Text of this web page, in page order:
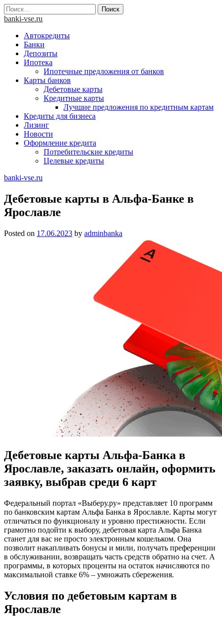
Skip
to
Найти:
banki-vse.ru
Автокредиты
Банки
Депозиты
Ипотека
Ипотечные предложения от банков
Карты банков
Дебетовые карты
Кредитные карты
Лучшие предложения по кредитным картам
Кредиты для бизнеса
Лизинг
Новости
Оформление кредита
Потребительские кредиты
Целевые кредиты
banki-vse.ru
Дебетовые карты в Альфа-Банке в
Ярославле
Posted on 17.06.2023 by adminbanka
Дебетовые карты Альфа-Банка в
Ярославле, заказать онлайн, оформить
заявку, выбрав среди 6 карт
Федеральный портал «Выберу.ру» представляет 10 программ
по банковским картам Альфа Банка в Ярославле. Карты могут
отличаться по функционалу и уровню престижности. Если
грамотно подойти к выбору, дебетовая карта Альфа Банка
станет для вас не просто электронным кошельком. Она
позволит накапливать бонусы и мили, получать преференции
в обслуживании, возвращать часть средств обратно на счет. А
программы, в которых проценты на остаток начисляются по
максимальной ставке 6% – умножать сбережения.
Условия по дебетовым картам в
Ярославле